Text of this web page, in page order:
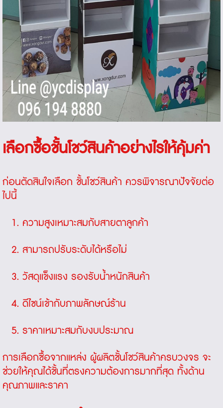
เลือกซื้อชั้นโชว์สินค้าอย่างไรให้คุ้มค่า
ก่อนตัดสินใจเลือก ชั้นโชว์สินค้า ควรพิจารณาปัจจัยต่อ
ไปนี้
ความสูงเหมาะสมกับสายตาลูกค้า
สามารถปรับระดับได้หรือไม่
วัสดุแข็งแรง รองรับน้ำหนักสินค้า
ดีไซน์เข้ากับภาพลักษณ์ร้าน
ราคาเหมาะสมกับงบประมาณ
การเลือกซื้อจากแหล่ง ผู้ผลิตชั้นโชว์สินค้าครบวงจร จะ
ช่วยให้คุณได้ชั้นที่ตรงความต้องการมากที่สุด ทั้งด้าน
คุณภาพและราคา